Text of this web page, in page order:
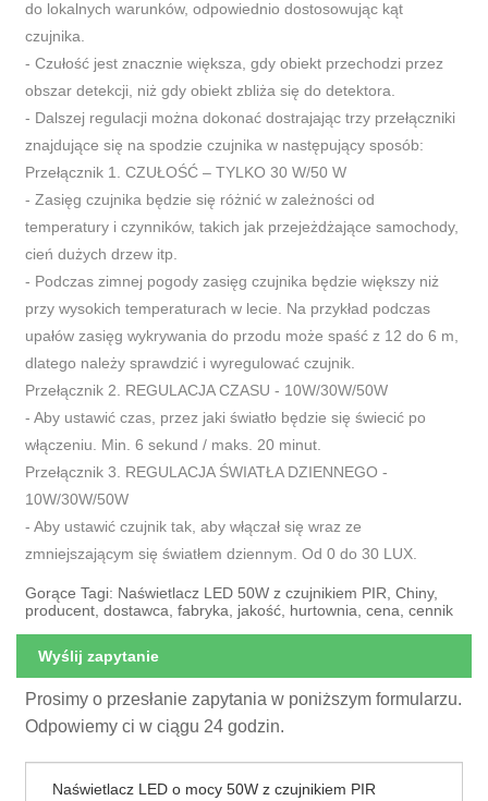
do lokalnych warunków, odpowiednio dostosowując kąt
czujnika.
- Czułość jest znacznie większa, gdy obiekt przechodzi przez
obszar detekcji, niż gdy obiekt zbliża się do detektora.
- Dalszej regulacji można dokonać dostrajając trzy przełączniki
znajdujące się na spodzie czujnika w następujący sposób:
Przełącznik 1. CZUŁOŚĆ – TYLKO 30 W/50 W
- Zasięg czujnika będzie się różnić w zależności od
temperatury i czynników, takich jak przejeżdżające samochody,
cień dużych drzew itp.
- Podczas zimnej pogody zasięg czujnika będzie większy niż
przy wysokich temperaturach w lecie. Na przykład podczas
upałów zasięg wykrywania do przodu może spaść z 12 do 6 m,
dlatego należy sprawdzić i wyregulować czujnik.
Przełącznik 2. REGULACJA CZASU - 10W/30W/50W
- Aby ustawić czas, przez jaki światło będzie się świecić po
włączeniu. Min. 6 sekund / maks. 20 minut.
Przełącznik 3. REGULACJA ŚWIATŁA DZIENNEGO -
10W/30W/50W
- Aby ustawić czujnik tak, aby włączał się wraz ze
zmniejszającym się światłem dziennym. Od 0 do 30 LUX.
Gorące Tagi: Naświetlacz LED 50W z czujnikiem PIR, Chiny,
producent, dostawca, fabryka, jakość, hurtownia, cena, cennik
Wyślij zapytanie
Prosimy o przesłanie zapytania w poniższym formularzu.
Odpowiemy ci w ciągu 24 godzin.